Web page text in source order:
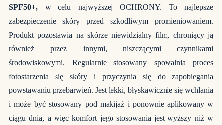
SPF50+, w celu najwyższej OCHRONY.
To najlepsze
zabezpieczenie skóry przed szkodliwym promieniowaniem.
Produkt pozostawia na skórze niewidzialny film, chroniący ją
również przez innymi, niszczącymi czynnikami
środowiskowymi. Regularnie stosowany spowalnia proces
fotostarzenia się skóry i przyczynia się do zapobiegania
powstawaniu przebarwień. Jest lekki, błyskawicznie się wchłania
i może być stosowany pod makijaż i ponownie aplikowany w
ciągu dnia, a więc komfort jego stosowania jest wyższy niż w